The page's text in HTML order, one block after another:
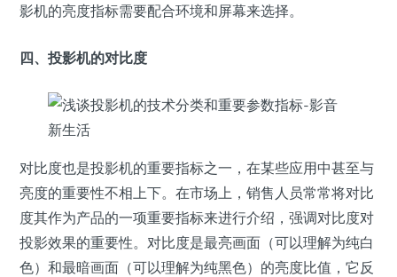
影机的亮度指标需要配合环境和屏幕来选择。
四、投影机的对比度
对比度也是投影机的重要指标之一，在某些应用中甚至与
亮度的重要性不相上下。在市场上，销售人员常常将对比
度其作为产品的一项重要指标来进行介绍，强调对比度对
投影效果的重要性。对比度是最亮画面（可以理解为纯白
色）和最暗画面（可以理解为纯黑色）的亮度比值，它反